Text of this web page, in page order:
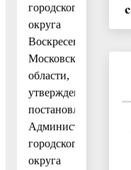
городского
округа
Воскресенск
Московской
области,
утвержденным
постановлением
Администрации
городского
округа